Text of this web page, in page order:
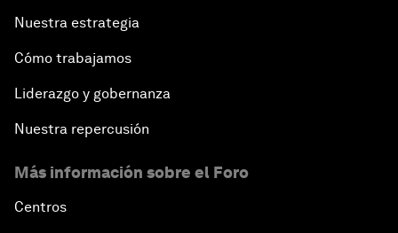
Nuestra estrategia
Cómo trabajamos
Liderazgo y gobernanza
Nuestra repercusión
Más información sobre el Foro
Centros